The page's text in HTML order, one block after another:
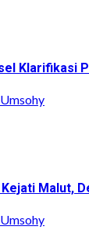
Klarifikasi
Malut,